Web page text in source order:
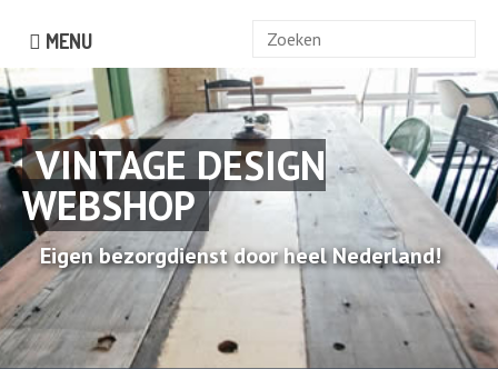
MENU
Zoek
VINTAGE DESIGN
WEBSHOP
Eigen bezorgdienst door heel Nederland!